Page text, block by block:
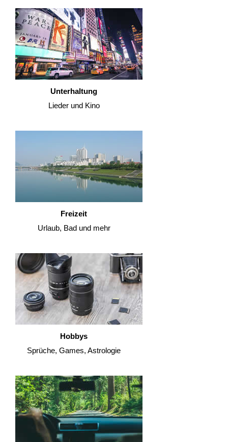
Unterhaltung
Lieder und Kino
Freizeit
Urlaub, Bad und mehr
Hobbys
Sprüche, Games, Astrologie